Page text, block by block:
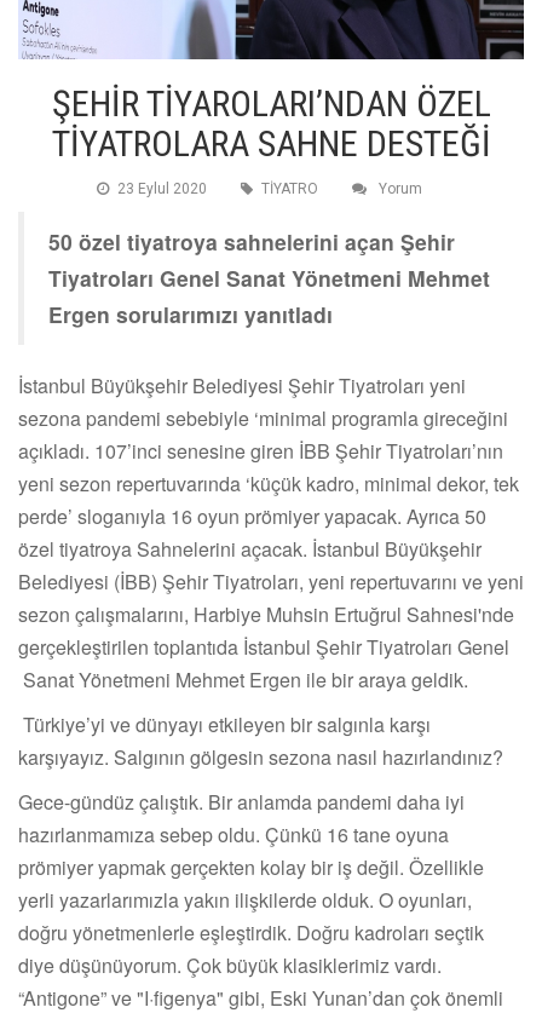
ŞEHİR TİYAROLARI’NDAN ÖZEL
TİYATROLARA SAHNE DESTEĞİ
23 Eylul 2020 TİYATRO Yorum
50 özel tiyatroya sahnelerini açan Şehir
Tiyatroları Genel Sanat Yönetmeni Mehmet
Ergen sorularımızı yanıtladı
İstanbul Büyükşehir Belediyesi Şehir Tiyatroları yeni
sezona pandemi sebebiyle ‘minimal programla gireceğini
açıkladı. 107’inci senesine giren İBB Şehir Tiyatroları’nın
yeni sezon repertuvarında ‘küçük kadro, minimal dekor, tek
perde’ sloganıyla 16 oyun prömiyer yapacak. Ayrıca 50
özel tiyatroya Sahnelerini açacak. İstanbul Büyükşehir
Belediyesi (İBB) Şehir Tiyatroları, yeni repertuvarını ve yeni
sezon çalışmalarını, Harbiye Muhsin Ertuğrul Sahnesi'nde
gerçekleştirilen toplantıda İstanbul Şehir Tiyatroları Genel
Sanat Yönetmeni Mehmet Ergen ile bir araya geldik.
Türkiye’yi ve dünyayı etkileyen bir salgınla karşı
karşıyayız. Salgının gölgesin sezona nasıl hazırlandınız?
Gece-gündüz çalıştık. Bir anlamda pandemi daha iyi
hazırlanmamıza sebep oldu. Çünkü 16 tane oyuna
prömiyer yapmak gerçekten kolay bir iş değil. Özellikle
yerli yazarlarımızla yakın ilişkilerde olduk. O oyunları,
doğru yönetmenlerle eşleştirdik. Doğru kadroları seçtik
diye düşünüyorum. Çok büyük klasiklerimiz vardı.
“Antigone” ve "I·figenya" gibi, Eski Yunan’dan çok önemli